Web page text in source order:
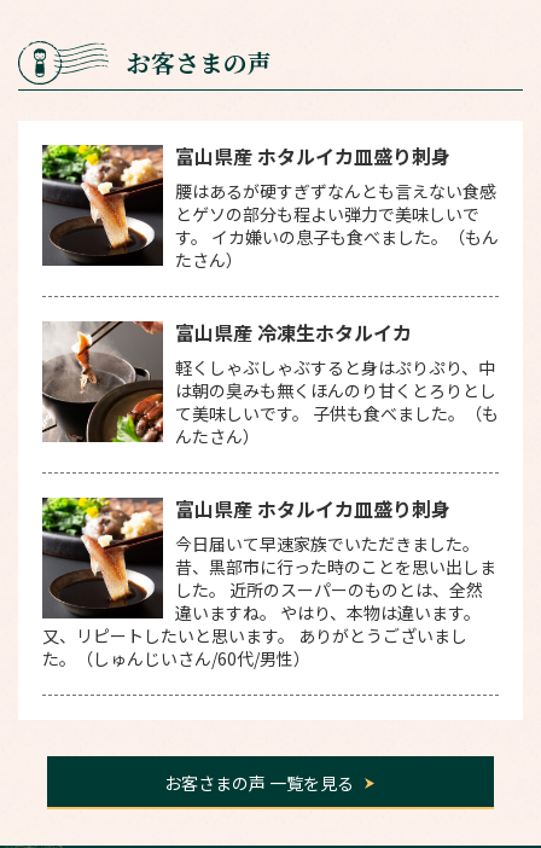
お客さまの声
富山県産 ホタルイカ皿盛り刺身
腰はあるが硬すぎずなんとも言えない食感
とゲソの部分も程よい弾力で美味しいで
す。 イカ嫌いの息子も食べました。（もん
たさん）
富山県産 冷凍生ホタルイカ
軽くしゃぶしゃぶすると身はぷりぷり、中
は朝の臭みも無くほんのり甘くとろりとし
て美味しいです。 子供も食べました。（も
んたさん）
富山県産 ホタルイカ皿盛り刺身
今日届いて早速家族でいただきました。
昔、黒部市に行った時のことを思い出しま
した。 近所のスーパーのものとは、全然
違いますね。 やはり、本物は違います。
又、リピートしたいと思います。 ありがとうございまし
た。（しゅんじいさん/60代/男性）
お客さまの声 一覧を見る